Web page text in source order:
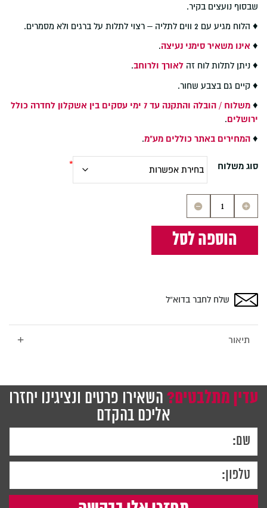
שבסוף נועצים בקיר.
♦ הלוח מגיע עם 2 ווים לתליה – רצוי לתלות על ברגים ולא מסמרים.
♦ אינו משאיר סימני נעיצה.
♦ ניתן לתלות לוח זה לאורך ולרוחב.
♦ קיים גם בצבע שחור.
♦
משלוח / הובלה והתקנה עד 7 ימי עסקים בין אשקלון לחדרה כולל
ירושלים.
♦ המחירים באתר כוללים מע"מ.
סוג משלוח
כמות
לוח
שעם
עם
אפור
ס"מ
הוספה לסל
שלח לחבר בדוא”ל
תיאור +
עדין מתלבטים? השאירו פרטים ונציגינו יחזרו
אליכם בהקדם